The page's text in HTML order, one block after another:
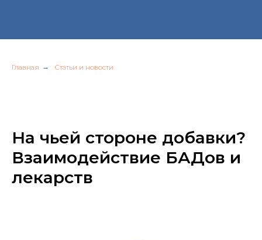
Главная → Статьи и новости
На чьей стороне добавки?
Взаимодействие БАДов и
лекарств